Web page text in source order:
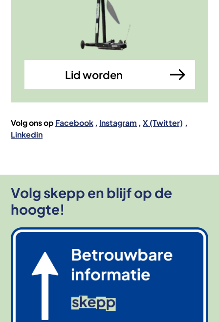
Lid worden
Volg ons op Facebook Instagram
X (Twitter)
Linkedin
Volg skepp en blijf op de
hoogte!
Afbeelding